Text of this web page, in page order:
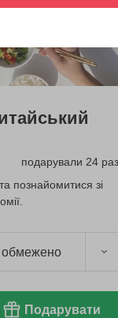
подарували 24
познайомитися зі
обмежено
Подарувати